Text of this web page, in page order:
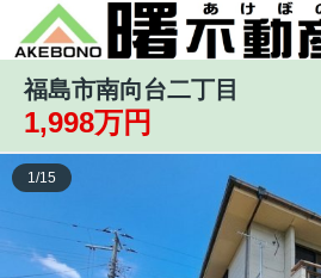
福島市南向台二丁目
1,998万円
1/15